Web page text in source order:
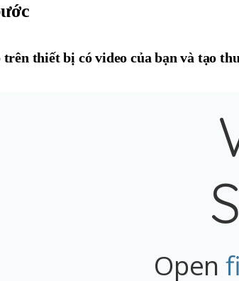
thiết bị có video của bạn và tạo